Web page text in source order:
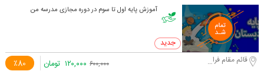
آموزش پایه اول تا سوم در دوره مجازی مدرسه من
0 خرید
٪80 قائم مقام فراهانی ۶۰۰,۰۰۰ ۱۲۰,۰۰۰ تومان